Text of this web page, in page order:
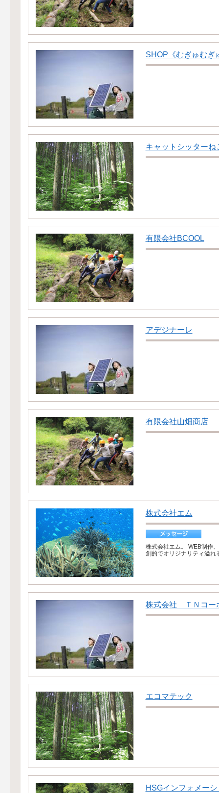
SHOP《むぎゅむぎ
キャットシッターね
有限会社BCOOL
アデジナーレ
有限会社山畑商店
株式会社エム
株式会社エム。 WEB制作
創的でオリジナリティ溢れ
株式会社 ＴＮコー
エコマテック
HSGインフォメー